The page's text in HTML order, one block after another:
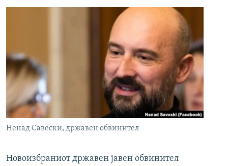
Ненад Савески, државен обвинител
Новоизбраниот државен јавен обвинител